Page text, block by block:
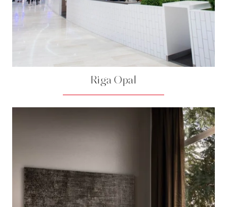
Riga Opal